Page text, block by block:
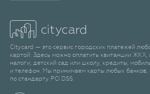
Citycard — это сервис городских платежей
картой. Здесь можно оплатить квитанции
налоги, детский сад или школу, кредиты,
и телефон. Мы принимаем карты любых
по стандарту PCI DSS.